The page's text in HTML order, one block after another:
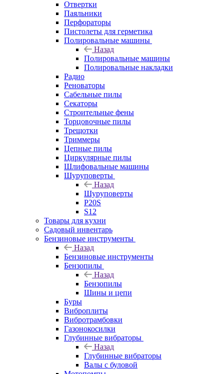
Отвертки
Паяльники
Перфораторы
Пистолеты для герметика
Полировальные машины
Назад
Полировальные машины
Полировальные накладки
Радио
Реноваторы
Сабельные пилы
Секаторы
Строительные фены
Торцовочные пилы
Трещотки
Триммеры
Цепные пилы
Циркулярные пилы
Шлифовальные машины
Шуруповерты
Назад
Шуруповерты
P20S
S12
Товары для кухни
Садовый инвентарь
Бензиновые инструменты
Назад
Бензиновые инструменты
Бензопилы
Назад
Бензопилы
Шины и цепи
Буры
Виброплиты
Вибротрамбовки
Газонокосилки
Глубинные вибраторы
Назад
Глубинные вибраторы
Валы с буловой